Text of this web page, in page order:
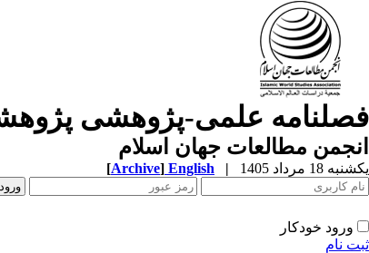
فصلنامه علمی-پژوهشی
انجمن مطالعات جهان اسلام
یکشنبه 18 مرداد 1405 |
English
[Archive]
ورود خودکار
ثبت نام